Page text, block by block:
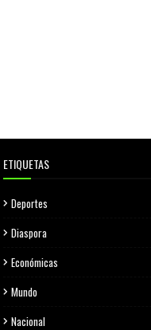
ETIQUETAS
Deportes
Diaspora
Económicas
Mundo
Nacional